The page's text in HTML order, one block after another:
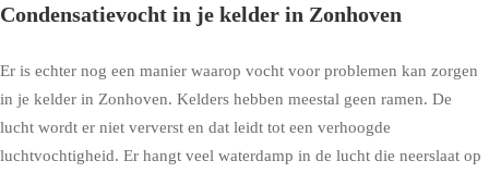
Condensatievocht in je kelder in Zonhoven
Er is echter nog een manier waarop vocht voor problemen kan zorgen
in je kelder in Zonhoven. Kelders hebben meestal geen ramen. De
lucht wordt er niet ververst en dat leidt tot een verhoogde
luchtvochtigheid. Er hangt veel waterdamp in de lucht die neerslaat op